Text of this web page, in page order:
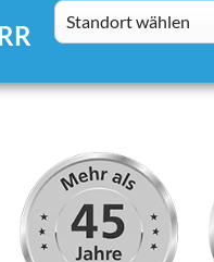
Standort wählen